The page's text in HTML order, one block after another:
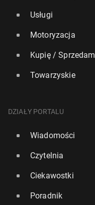
Usługi
Motoryzacja
Kupię / Sprzedam
Towarzyskie
DZIAŁY PORTALU
Wiadomości
Czytelnia
Ciekawostki
Poradnik